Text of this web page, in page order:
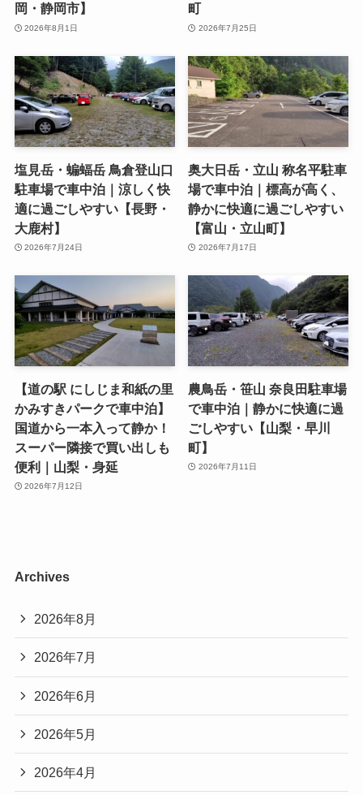
岡・静岡市】
2026年8月1日
町
2026年7月25日
塩見岳・蝙蝠岳 鳥倉登山口
駐車場で車中泊｜涼しく快
適に過ごしやすい【長野・
大鹿村】
2026年7月24日
奥大日岳・立山 称名平駐車
場で車中泊｜標高が高く、
静かに快適に過ごしやすい
【富山・立山町】
2026年7月17日
【道の駅 にしじま和紙の里
かみすきパークで車中泊】
国道から一本入って静か！
スーパー隣接で買い出しも
便利｜山梨・身延
2026年7月12日
農鳥岳・笹山 奈良田駐車場
で車中泊｜静かに快適に過
ごしやすい【山梨・早川
町】
2026年7月11日
Archives
2026年8月
2026年7月
2026年6月
2026年5月
2026年4月